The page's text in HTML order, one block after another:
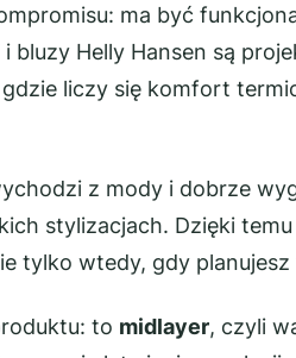
ma być
Helly Hansen są
liczy się komfort
z mody i dobrze
stylizacjach. Dzięki
tylko wtedy, gdy
to midlayer, czyli